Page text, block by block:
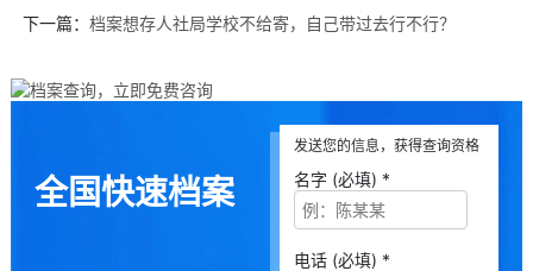
下一篇： 档案想存人社局学校不给寄，自己带过去行不行？
全国快速档案
发送您的信息，获得查询资格
名字 (必填) *
电话 (必填) *